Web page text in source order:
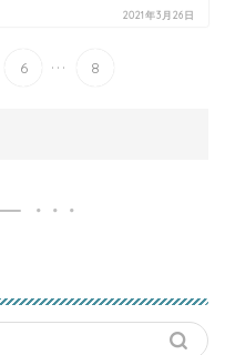
2021年3月26日
6 ... 8